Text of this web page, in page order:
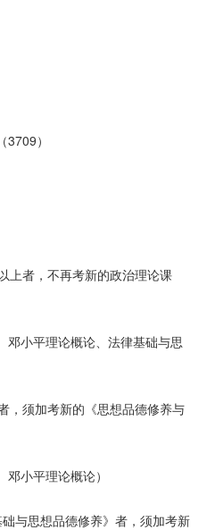
）
上者，不再考新的政治理论课
邓小平理论概论、法律基础与思
，须加考新的《思想品德修养与
邓小平理论概论）
与思想品德修养》者，须加考新